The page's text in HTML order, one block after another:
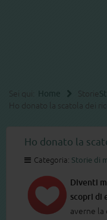
Sei qui: Home Storie
Ho donato la scatola dei
Ho donato la
Categoria: Storie di
Diventi
scopri di
averne la